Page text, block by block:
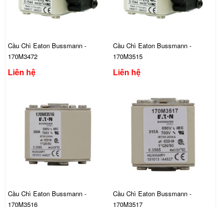
Cầu Chì Eaton Bussmann -
170M3472
Liên hệ
Cầu Chì Eaton Bussmann -
170M3515
Liên hệ
Cầu Chì Eaton Bussmann -
170M3516
Cầu Chì Eaton Bussmann -
170M3517